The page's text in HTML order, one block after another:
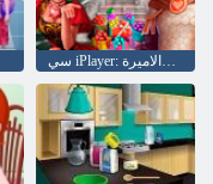
سي iPlayer: الإخلاص: فرسان والاميرة